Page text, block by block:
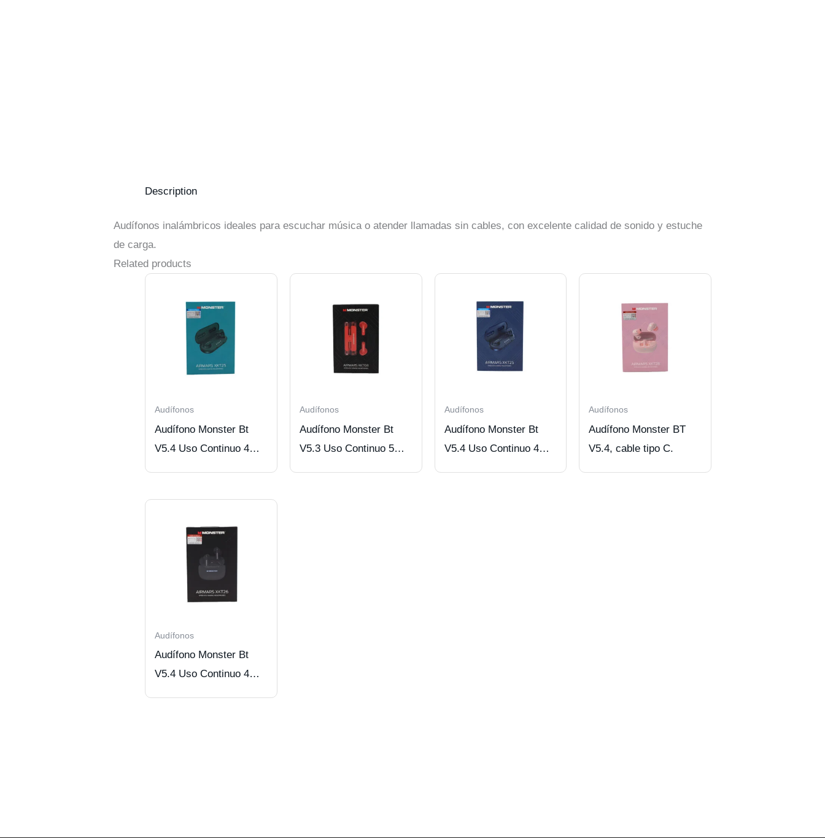
Description
Audífonos inalámbricos ideales para escuchar música o atender llamadas sin cables, con excelente calidad de sonido y estuche
de carga.
Related products
Audífonos
Audífono Monster Bt
V5.4 Uso Continuo 4
Audífonos
Audífono Monster Bt
V5.3 Uso Continuo 5
Audífonos
Audífono Monster Bt
V5.4 Uso Continuo 4
Audífonos
Audífono Monster BT
V5.4, cable tipo C.
Audífonos
Audífono Monster Bt
V5.4 Uso Continuo 4